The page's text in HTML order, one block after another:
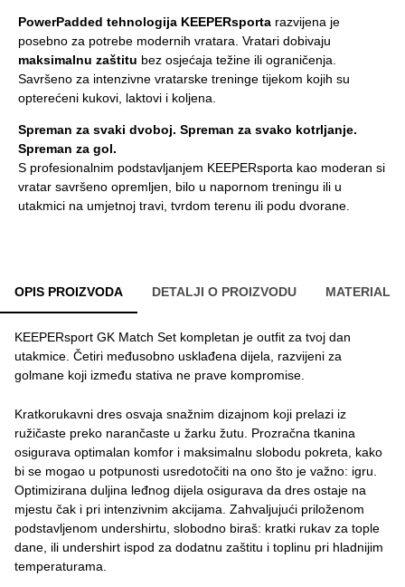
PowerPadded tehnologija KEEPERsporta razvijena je
posebno za potrebe modernih vratara. Vratari dobivaju
maksimalnu zaštitu bez osjećaja težine ili ograničenja.
Savršeno za intenzivne vratarske treninge tijekom kojih su
opterećeni kukovi, laktovi i koljena.
Spreman za svaki dvoboj. Spreman za svako kotrljanje.
Spreman za gol.
S profesionalnim podstavljanjem KEEPERsporta kao moderan si
vratar savršeno opremljen, bilo u napornom treningu ili u
utakmici na umjetnoj travi, tvrdom terenu ili podu dvorane.
OPIS PROIZVODA DETALJI O PROIZVODU MATERIAL
KEEPERsport GK Match Set kompletan je outfit za tvoj dan
utakmice. Četiri međusobno usklađena dijela, razvijeni za
golmane koji između stativa ne prave kompromise.
Kratkorukavni dres osvaja snažnim dizajnom koji prelazi iz
ružičaste preko narančaste u žarku žutu. Prozračna tkanina
osigurava optimalan komfor i maksimalnu slobodu pokreta, kako
bi se mogao u potpunosti usredotočiti na ono što je važno: igru.
Optimizirana duljina leđnog dijela osigurava da dres ostaje na
mjestu čak i pri intenzivnim akcijama. Zahvaljujući priloženom
podstavljenom undershirtu, slobodno biraš: kratki rukav za tople
dane, ili undershirt ispod za dodatnu zaštitu i toplinu pri hladnijim
temperaturama.